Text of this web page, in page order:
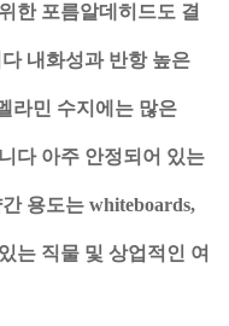
한 포름알데히드도 결
내화성과 반항 높은
라민 수지에는 많은
다 아주 안정되어 있는
용도는 whiteboards,
는 직물 및 상업적인 여